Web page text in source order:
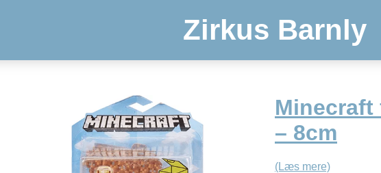
Zirkus Barnly
– 8cm
(Læs mere)